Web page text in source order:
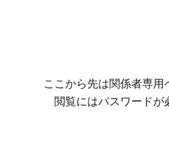
ここから先は関係者専用
閲覧にはパスワードが